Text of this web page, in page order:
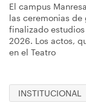
El campus
las ceremonias
finalizado
2026. Los actos,
en el Teatro
INSTITUCIONAL